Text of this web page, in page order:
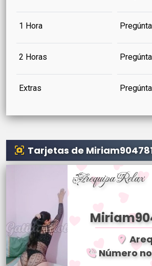
1 Hora
2 Horas
Extras
Tarjetas de
Arequipa Relax
Número